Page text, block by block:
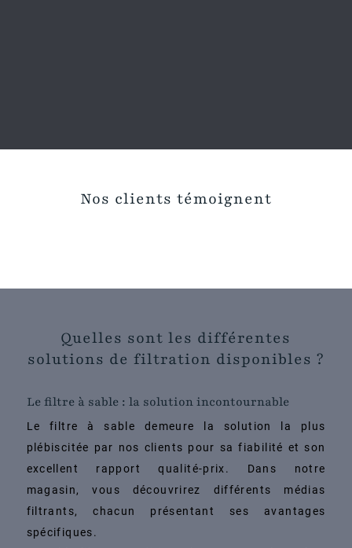
Nos clients témoignent
Quelles sont les différentes
solutions de filtration disponibles ?
Le filtre à sable : la solution incontournable
Le filtre à sable demeure la solution la plus
plébiscitée par nos clients pour sa fiabilité et son
excellent rapport qualité-prix. Dans notre
magasin, vous découvrirez différents médias
filtrants, chacun présentant ses avantages
spécifiques.